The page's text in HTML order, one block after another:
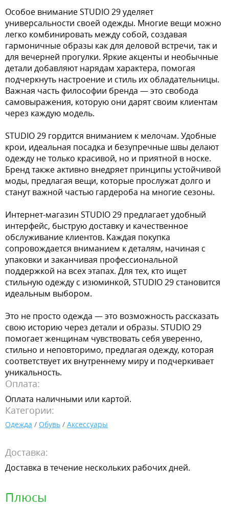
Особое внимание STUDIO 29 уделяет
универсальности своей одежды. Многие вещи можно
легко комбинировать между собой, создавая
гармоничные образы как для деловой встречи, так и
для вечерней прогулки. Яркие акценты и необычные
детали добавляют нарядам характера, помогая
подчеркнуть настроение и стиль их обладательницы.
Важная часть философии бренда — это свобода
самовыражения, которую они дарят своим клиентам
через каждую модель.
STUDIO 29 гордится вниманием к мелочам. Удобные
крои, идеальная посадка и безупречные швы делают
одежду не только красивой, но и приятной в носке.
Бренд также активно внедряет принципы устойчивой
моды, предлагая вещи, которые прослужат долго и
станут важной частью гардероба на многие сезоны.
Интернет-магазин STUDIO 29 предлагает удобный
интерфейс, быструю доставку и качественное
обслуживание клиентов. Каждая покупка
сопровождается вниманием к деталям, начиная с
упаковки и заканчивая профессиональной
поддержкой на всех этапах. Для тех, кто ищет
стильную одежду с изюминкой, STUDIO 29 становится
идеальным выбором.
Это не просто одежда — это возможность рассказать
свою историю через детали и образы. STUDIO 29
помогает женщинам чувствовать себя уверенно,
стильно и неповторимо, предлагая одежду, которая
соответствует их внутреннему миру и подчеркивает
уникальность.
Оплата:
Оплата наличными или картой.
Категории:
Одежда / Обувь / Аксессуары
Доставка:
Доставка в течение нескольких рабочих дней.
Плюсы